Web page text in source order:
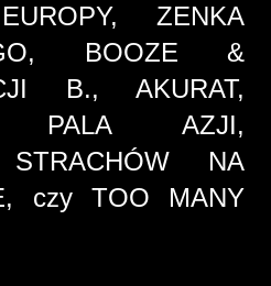
ZENKA
BOOZE &
B., AKURAT,
PALA AZJI,
STRACHÓW NA
czy TOO MANY